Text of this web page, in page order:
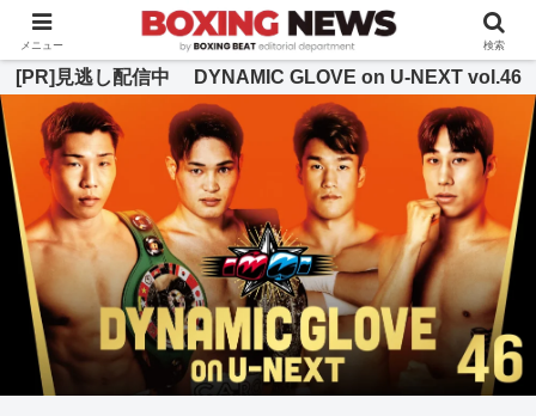
BOXING BEAT [ボクシング・ビート] 公式サイト
[PR]見逃し配信中 DYNAMIC GLOVE on U-NEXT vol.46
メニュー 検索